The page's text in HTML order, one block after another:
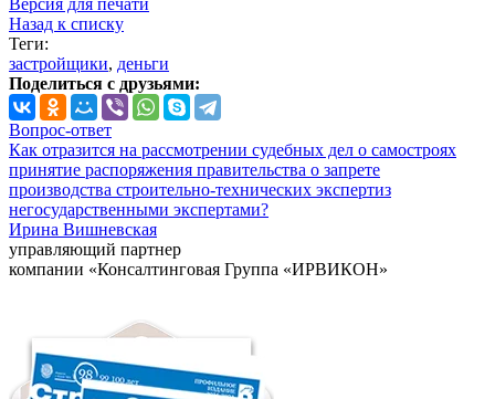
Версия для печати
Назад к списку
Теги:
застройщики, деньги
Поделиться с друзьями:
Вопрос-ответ
Как отразится на рассмотрении судебных дел о самостроях
принятие распоряжения правительства о запрете
производства строительно-технических экспертиз
негосударственными экспертами?
Ирина Вишневская
управляющий партнер
компании «Консалтинговая Группа «ИРВИКОН»